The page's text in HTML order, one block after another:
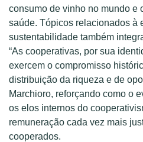
consumo de vinho no mundo e
saúde. Tópicos relacionados à
sustentabilidade também
“As cooperativas, por sua
exercem o compromisso
distribuição da riqueza e de
Marchioro, reforçando como o
os elos internos do
remuneração cada vez mais
cooperados.